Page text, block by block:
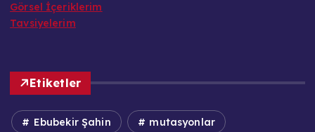
Görsel İçeriklerim
Tavsiyelerim
Etiketler
Ebubekir Şahin mutasyonlar